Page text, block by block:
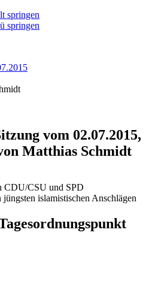
springen
springen
vom 02.07.2015,
Matthias Schmidt
CDU/CSU und SPD
islamistischen Anschlägen